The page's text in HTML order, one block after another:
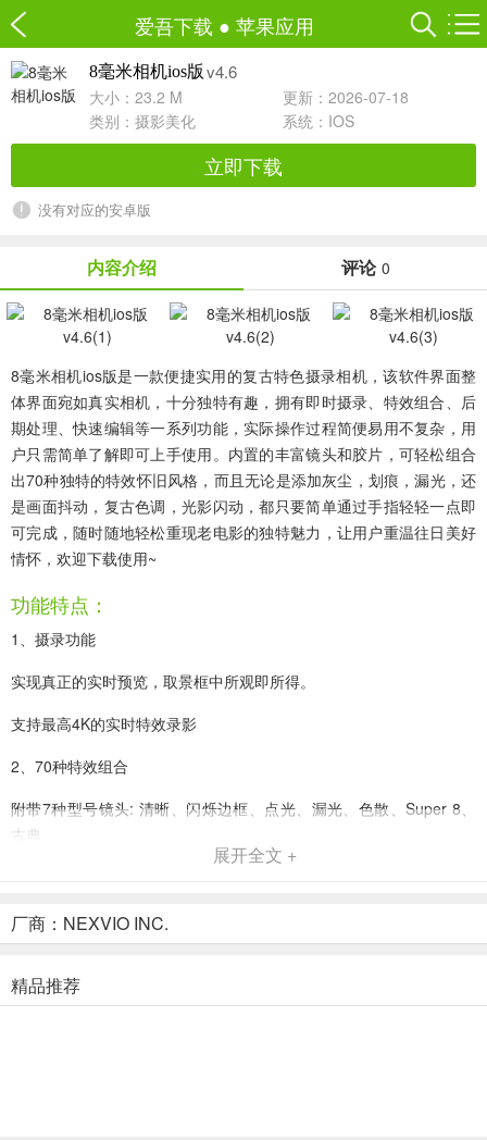
爱吾下载 ● 苹果应用
8毫米相机ios版 v4.6
大小：23.2 M
更新：2026-07-18
类别： 摄影美化 系统：IOS
立即下载
没有对应的安卓版
内容介绍 评论 0
8毫米相机ios版是一款便捷实用的复古特色摄录相机，该软件界面整
体界面宛如真实相机，十分独特有趣，拥有即时摄录、特效组合、后
期处理、快速编辑等一系列功能，实际操作过程简便易用不复杂，用
户只需简单了解即可上手使用。内置的丰富镜头和胶片，可轻松组合
出70种独特的特效怀旧风格，而且无论是添加灰尘，划痕，漏光，还
是画面抖动，复古色调，光影闪动，都只要简单通过手指轻轻一点即
可完成，随时随地轻松重现老电影的独特魅力，让用户重温往日美好
情怀，欢迎下载使用~
功能特点：
1、摄录功能
实现真正的实时预览，取景框中所观即所得。
支持最高4K的实时特效录影
2、70种特效组合
附带7种型号镜头: 清晰、闪烁边框、点光、漏光、色散、Super 8、
古典
模拟8毫米幻灯机，使画面上下随机抖动
添加逼真的放映机音效，静音以模仿默片或者打开麦克录音
展开全文 +
厂商：NEXVIO INC.
精品推荐